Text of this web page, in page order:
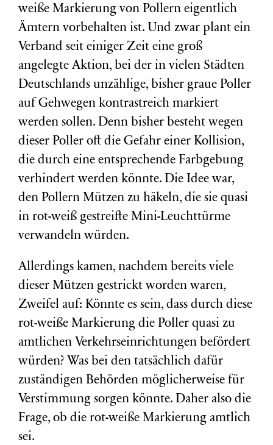
weiße Markierung von Pollern eigentlich
Ämtern vorbehalten ist. Und zwar plant ein
Verband seit einiger Zeit eine groß
angelegte Aktion, bei der in vielen Städten
Deutschlands unzählige, bisher graue Poller
auf Gehwegen kontrastreich markiert
werden sollen. Denn bisher besteht wegen
dieser Poller oft die Gefahr einer Kollision,
die durch eine entsprechende Farbgebung
verhindert werden könnte. Die Idee war,
den Pollern Mützen zu häkeln, die sie quasi
in rot-weiß gestreifte Mini-Leuchttürme
verwandeln würden.
Allerdings kamen, nachdem bereits viele
dieser Mützen gestrickt worden waren,
Zweifel auf: Könnte es sein, dass durch diese
rot-weiße Markierung die Poller quasi zu
amtlichen Verkehrseinrichtungen befördert
würden? Was bei den tatsächlich dafür
zuständigen Behörden möglicherweise für
Verstimmung sorgen könnte. Daher also die
Frage, ob die rot-weiße Markierung amtlich
sei.